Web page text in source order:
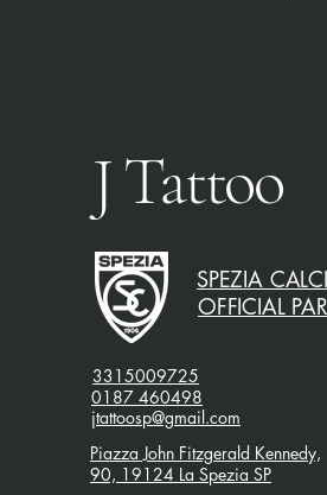
J Tattoo
SPEZIA
OFFICIAL
3315009725
jtattoosp@gmail.com
0187 460498
Piazza John Fitzgerald Kennedy,
90, 19124 La Spezia SP